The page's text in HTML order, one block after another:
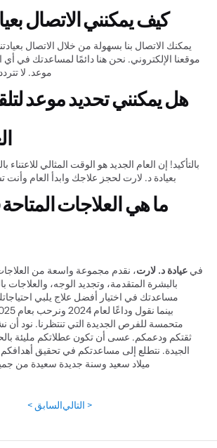
كيف يمكنني الاتصال
موعد. لا
بعيادة د. لارت لحجز علاجك وابدأ العام وأنت
في عيادة د. لارت
مساعدتك في اختيار أفضل علاج يلبي
ميلاد سعيد وسنة جديدة سعيدة من
< السابق التالي >